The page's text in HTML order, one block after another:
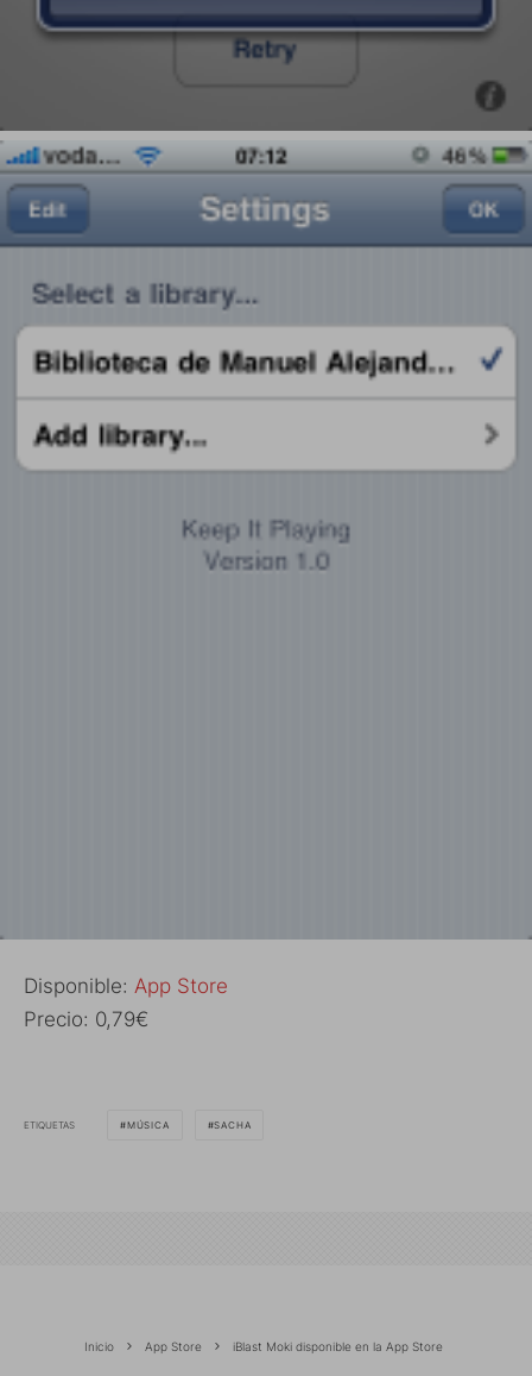
Disponible: App Store
Precio: 0,79€
ETIQUETAS MÚSICA SACHA
Inicio App Store iBlast Moki disponible en la App Store